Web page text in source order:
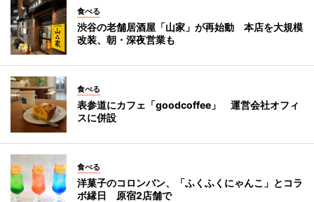
食べる
渋谷の老舗居酒屋「山家」が再始動 本店を大規模
改装、朝・深夜営業も
食べる
表参道にカフェ「goodcoffee」 運営会社オフィ
スに併設
食べる
洋菓子のコロンバン、「ふくふくにゃんこ」とコラ
ボ縁日 原宿2店舗で